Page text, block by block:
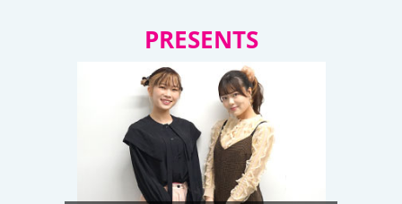
PRESENTS